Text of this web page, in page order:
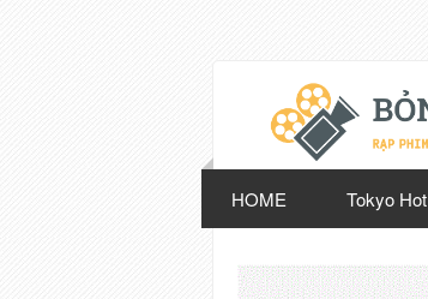
HOME Tokyo Hot